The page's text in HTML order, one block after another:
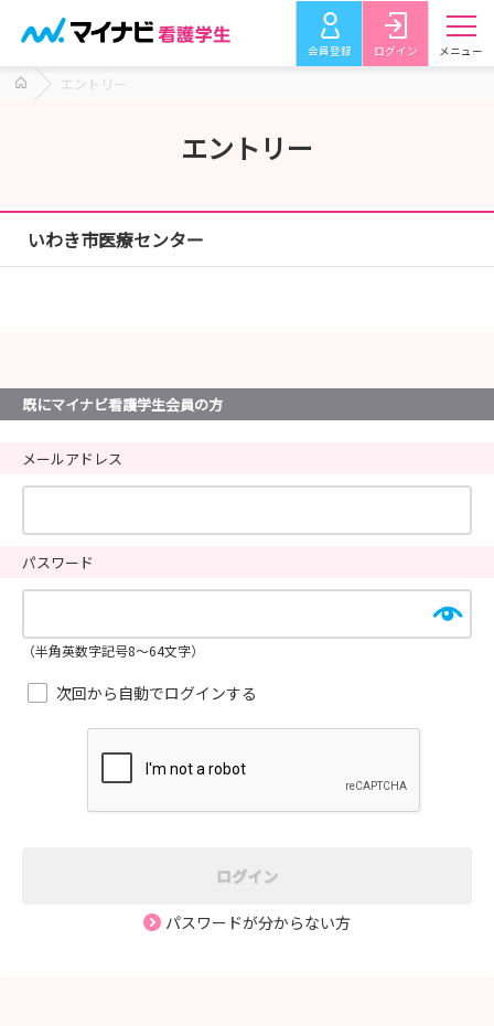
会員登録 ログイン メニュー
エントリー
エントリー
いわき市医療センター
既にマイナビ看護学生会員の方
メールアドレス
パスワード
（半角英数字記号8～64文字）
次回から自動でログインする
ログイン
パスワードが分からない方